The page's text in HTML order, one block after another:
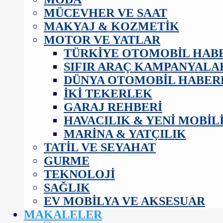
MÜCEVHER VE SAAT
MAKYAJ & KOZMETIK
MOTOR VE YATLAR
TÜRKIYE OTOMOBIL
SIFIR ARAÇ
DÜNYA OTOMOBIL
İKI TEKERLEK
GARAJ REHBERI
HAVACILIK & YENI
MARINA & YATÇILIK
TATIL VE SEYAHAT
GURME
TEKNOLOJI
SAĞLIK
EV MOBILYA VE AKSESUAR
MAKALELER